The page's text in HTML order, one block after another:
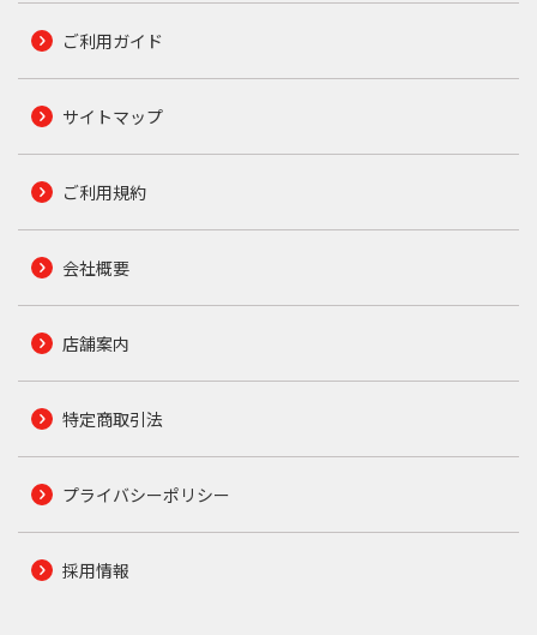
ご利用ガイド
サイトマップ
ご利用規約
会社概要
店舗案内
特定商取引法
プライバシーポリシー
採用情報